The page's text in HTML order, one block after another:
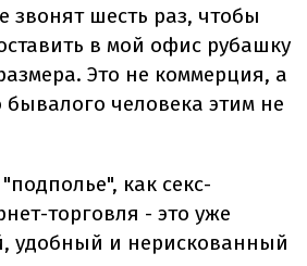
звонят шесть раз, чтобы
в мой офис рубашку
Это не коммерция, а
человека этим не
как секс-
торговля - это уже
удобный и нерискованный